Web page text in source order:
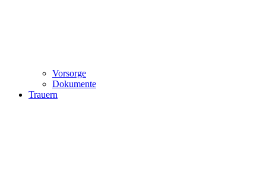
Vorsorge
Dokumente
Trauern